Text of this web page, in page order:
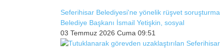
Seferihisar Belediyesi'ne yönelik rüşvet
Belediye Başkanı İsmail Yetişkin, sosyal
03 Temmuz 2026 Cuma 09:51